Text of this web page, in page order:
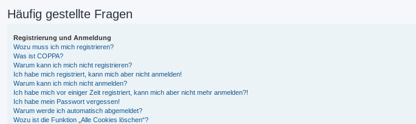
Häufig gestellte Fragen
Registrierung und Anmeldung
Wozu muss ich mich registrieren?
Was ist COPPA?
Warum kann ich mich nicht registrieren?
Ich habe mich registriert, kann mich aber nicht anmelden!
Warum kann ich mich nicht anmelden?
Ich habe mich vor einiger Zeit registriert, kann mich aber nicht mehr anmelden?!
Ich habe mein Passwort vergessen!
Warum werde ich automatisch abgemeldet?
Wozu ist die Funktion „Alle Cookies löschen“?